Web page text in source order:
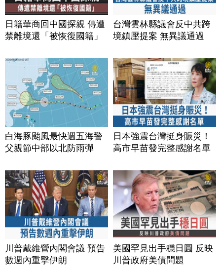
日籍華商回中國探親 傳遭
禁離境還「被恢復國籍」
台灣雲林縣議會反中共跨
境鎮壓提案 無異議通過
白海豚颱風最快週五海警
父親節中部以北防雨彈
日本強震台灣挺身賑災！
高市早苗發完整感謝名單
川普戴維營內閣會議 預告
數週內重擊伊朗
美國罕見出手穩日圓 反映
川普政府美債問題